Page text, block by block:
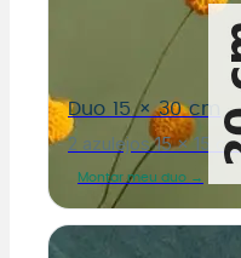
Duo 15 × 30 cm
2 azulejos 15 × 15
Montar meu duo →